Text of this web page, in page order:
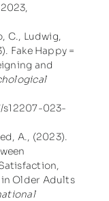
C., Ludwig,
Fake Happy =
and
023-
A., (2023).
Older Adults